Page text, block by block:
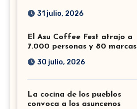
31 julio, 2026
El Asu Coffee Fest atrajo a
7.000 personas y 80 marcas
30 julio, 2026
La cocina de los pueblos
convoca a los asuncenos